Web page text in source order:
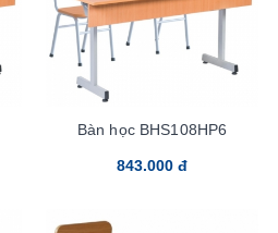
Bàn học BHS108HP6
843.000 đ